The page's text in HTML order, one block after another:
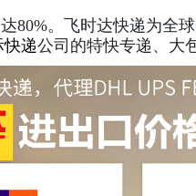
80%。飞时达快递为全
快递公司的特快专递、大